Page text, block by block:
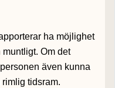
ha möjlighet
Om det
även kunna
tidsram.